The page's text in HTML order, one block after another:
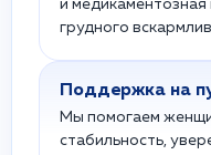
и
грудного
Поддержка на
Мы помогаем
стабильность,